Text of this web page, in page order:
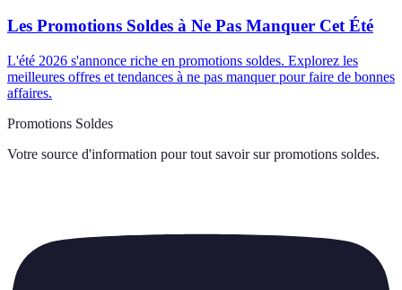
Les Promotions Soldes à Ne Pas Manquer Cet Été
L'été 2026 s'annonce riche en promotions soldes. Explorez les
meilleures offres et tendances à ne pas manquer pour faire de bonnes
affaires.
Promotions Soldes
Votre source d'information pour tout savoir sur promotions soldes.